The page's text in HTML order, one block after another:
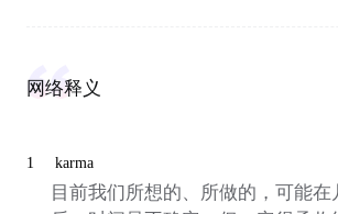
网络释义
1 karma
目前我们所想的、所做的，可能在